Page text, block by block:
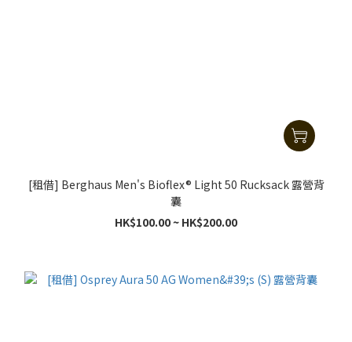
[租借] Berghaus Men's Bioflex® Light 50 Rucksack 露營背
囊
HK$100.00 ~ HK$200.00